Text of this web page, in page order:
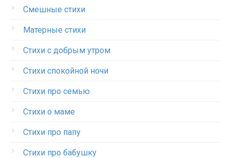
Смешные стихи
Матерные стихи
Стихи с добрым утром
Стихи спокойной ночи
Стихи про семью
Стихи о маме
Стихи про папу
Стихи про бабушку